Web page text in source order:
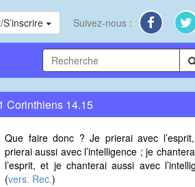
Suivez-nous :
Corinthiens 14.15
Que faire donc ? Je prierai avec
prierai aussi avec l’intelligence ; je
l’esprit, et je chanterai aussi avec
(vers. Rec.)